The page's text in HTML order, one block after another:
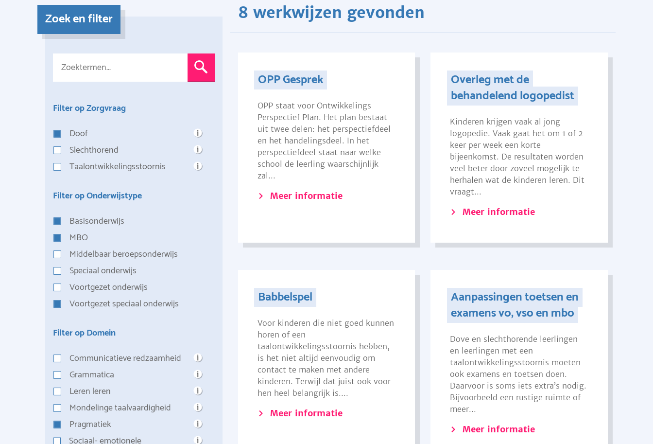
Zoek en filter
Filter op Zorgvraag
Doof
Slechthorend
Taalontwikkelingsstoornis
Filter op Onderwijstype
Basisonderwijs
MBO
Middelbaar beroepsonderwijs
Speciaal onderwijs
Voortgezet onderwijs
Voortgezet speciaal onderwijs
Filter op Domein
Communicatieve redzaamheid
Grammatica
Leren leren
Mondelinge taalvaardigheid
Pragmatiek
Sociaal- emotionele
8 werkwijzen gevonden
OPP Gesprek
OPP staat voor Ontwikkelings
Perspectief Plan. Het plan bestaat
uit twee delen: het perspectiefdeel
en het handelingsdeel. In het
perspectiefdeel staat naar welke
school de leerling waarschijnlijk
zal...
Meer informatie
Overleg met de
behandelend logopedist
Kinderen krijgen vaak al jong
logopedie. Vaak gaat het om 1 of 2
keer per week een korte
bijeenkomst. De resultaten worden
veel beter door zoveel mogelijk te
herhalen wat de kinderen leren. Dit
vraagt...
Meer informatie
Babbelspel
Voor kinderen die niet goed kunnen
horen of een
taalontwikkelingsstoornis hebben,
is het niet altijd eenvoudig om
contact te maken met andere
kinderen. Terwijl dat juist ook voor
hen heel belangrijk is....
Meer informatie
Aanpassingen toetsen en
examens vo, vso en mbo
Dove en slechthorende leerlingen
en leerlingen met een
taalontwikkelingsstoornis moeten
ook examens en toetsen doen.
Daarvoor is soms iets extra’s nodig.
Bijvoorbeeld een rustige ruimte of
meer...
Meer informatie